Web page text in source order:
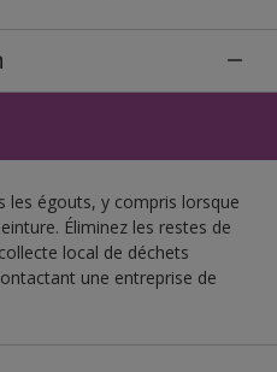
les égouts, y compris lorsque
Éliminez les restes de
local de déchets
une entreprise de